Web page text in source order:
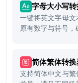
字母大小写
一键将英文字母
原有数字与符号，
简体繁体转
支持简体中文与